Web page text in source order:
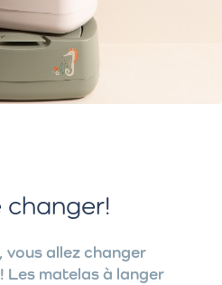
changer!
vous allez changer
Les matelas à langer